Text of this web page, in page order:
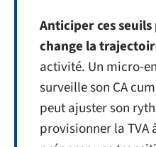
Anticiper ces
change la
activité. Un micro-
surveille son CA
peut ajuster son
provisionner la TVA